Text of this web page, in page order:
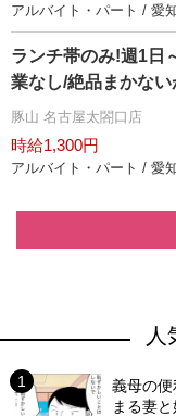
アルバイト・パート / 愛
ランチ帯のみ!週1日
業なし/絶品まかな
豚山 名古屋太閤口店
時給1,300円
アルバイト・パート / 愛
人
義母の
まる妻